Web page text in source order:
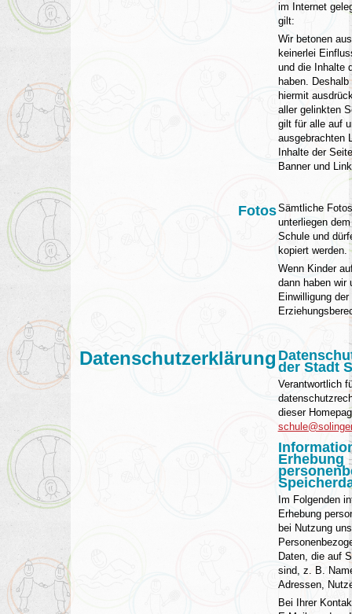
im Internet
gilt:
Wir betonen
keinerlei
und die Inhalte
haben.
hiermit
aller gelinkten
gilt für alle auf
ausgebrachten
Inhalte der
Banner und
FotosSämtliche
unterliegen
Schule und
kopiert werden.
Wenn Kinder
dann haben wir
Einwilligung der
Datenschutzerklärung der Stadt
Verantwortlich
dieser
Erhebung
Im Folgenden
Erhebung
bei Nutzung
Daten, die auf
sind, z. B.
Adressen,
Bei Ihrer